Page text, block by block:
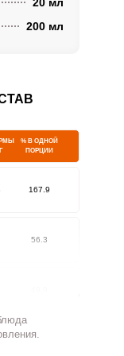
200 мл
% В ОДНОЙ
ПОРЦИИ
167.9
56.3
12.4